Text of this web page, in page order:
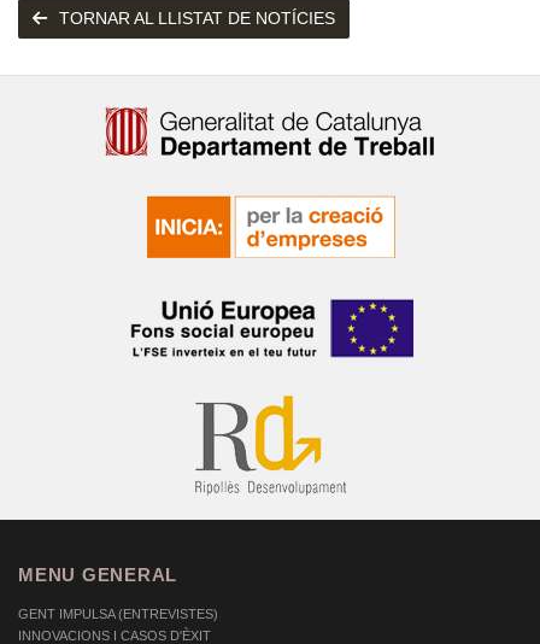
TORNAR AL LLISTAT DE NOTÍCIES
MENU GENERAL
GENT IMPULSA (ENTREVISTES)
INNOVACIONS I CASOS D'ÈXIT